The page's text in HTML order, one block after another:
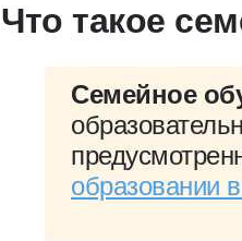
Что такое
Семейное
образовании